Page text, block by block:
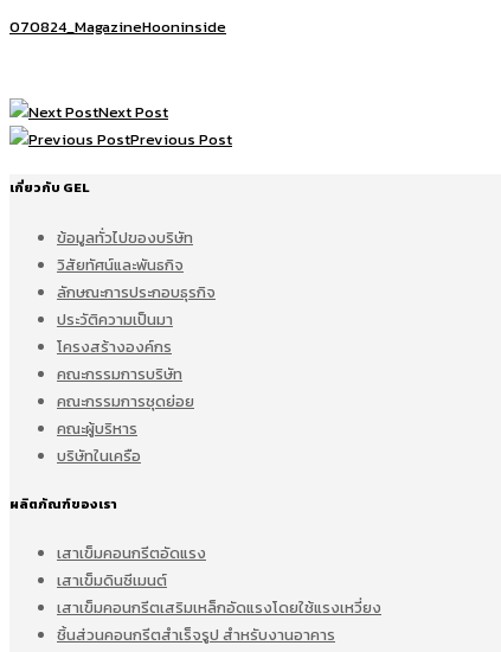
070824_MagazineHooninside
Next Post
Previous Post
เกี่ยวกับ GEL
ข้อมูลทั่วไปของบริษัท
วิสัยทัศน์และพันธกิจ
ลักษณะการประกอบธุรกิจ
ประวัติความเป็นมา
โครงสร้างองค์กร
คณะกรรมการบริษัท
คณะกรรมการชุดย่อย
คณะผู้บริหาร
บริษัทในเครือ
ผลิตภัณฑ์ของเรา
เสาเข็มคอนกรีตอัดแรง
เสาเข็มดินซีเมนต์
เสาเข็มคอนกรีตเสริมเหล็กอัดแรงโดยใช้แรงเหวี่ยง
ชิ้นส่วนคอนกรีตสำเร็จรูป สำหรับงานอาคาร